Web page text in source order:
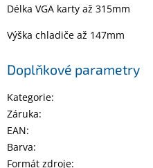
Délka VGA karty až 315mm
Výška chladiče až 147mm
Doplňkové parametry
Kategorie:
Záruka:
EAN:
Barva:
Formát zdroje: